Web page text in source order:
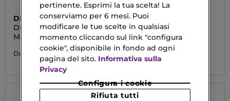
DIOR
DIORSHOW
Mascara
Da 49,90 €
SISLEY
PHYTO-EYE
TWIST OMBRETTO
42,40 €
pertinente. Esprimi la tua scelta! La
conserviamo per 6 mesi. Puoi
modificare le tue scelte in qualsiasi
momento cliccando sul link "configura
cookie", disponibile in fondo ad ogni
pagina del sito. Informativa sulla
Privacy
Configura i cookie
Rifiuta tutti